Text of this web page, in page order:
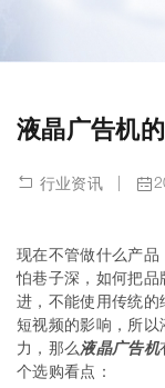
液晶广告机
行业资讯|
现在不管做什么产品
怕巷子深，如何把品
进，不能使用传统的
短视频的影响，所
力，那么液晶广告机
个选购看点：